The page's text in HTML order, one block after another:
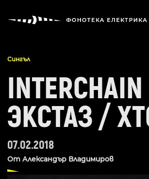
Сингъл
INTERCHAIN
ЭКСТАЗ /
07.02.2018
От Александър Владимиров